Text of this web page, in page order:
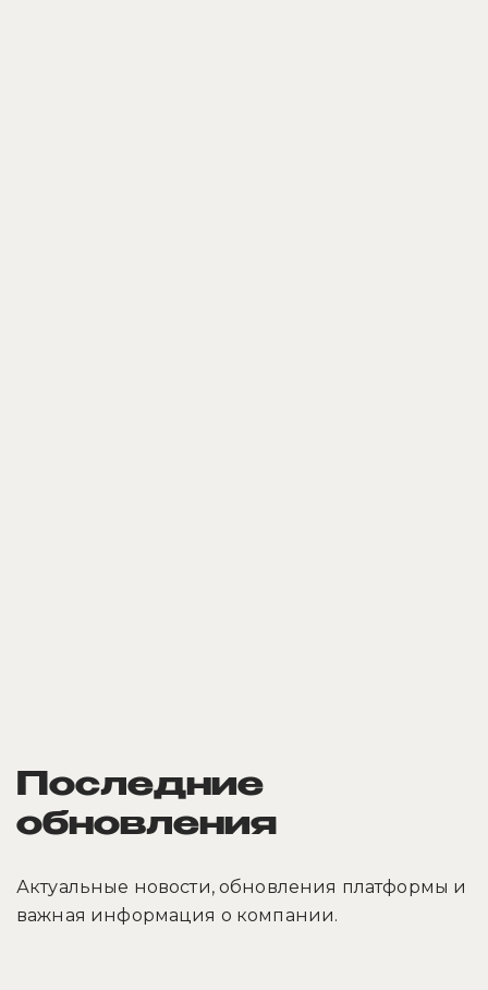
Последние
обновления
Актуальные новости, обновления платформы и
важная информация о компании.